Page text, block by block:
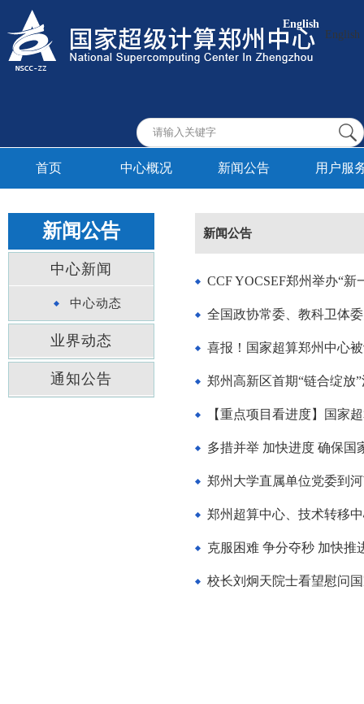
English
首页 中心概况 新闻公告 用户服
新闻公告
中心新闻
中心动态
业界动态
通知公告
新闻公告
CCF YOCSEF郑州举办“
全国政协常委、教科卫体
喜报！国家超算郑州中心
郑州高新区首期“链合绽放
【重点项目看进度】国家
多措并举 加快进度 确保国
郑州大学直属单位党委到
郑州超算中心、技术转移
克服困难 争分夺秒 加快推
校长刘炯天院士看望慰问
English